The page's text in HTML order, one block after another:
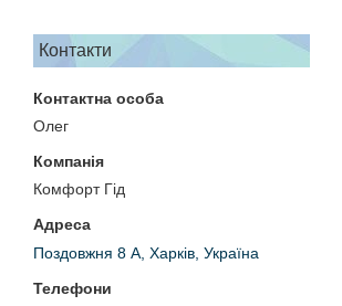
Контакти
Олег
Комфорт Гід
Поздовжня 8 А, Харків, Україна